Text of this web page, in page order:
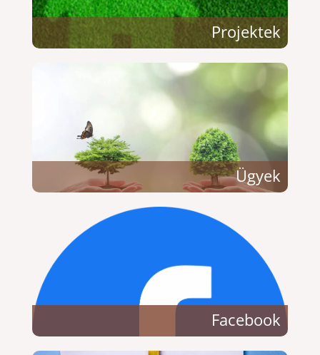
Projektek
Ügyek
Facebook